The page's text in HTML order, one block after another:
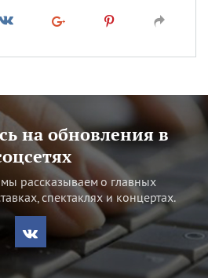
на обновления в
рассказываем о главных
спектаклях и концертах.